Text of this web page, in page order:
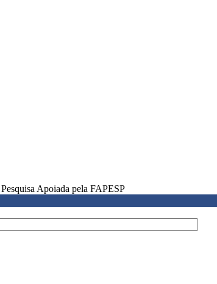
Apoiada pela FAPESP